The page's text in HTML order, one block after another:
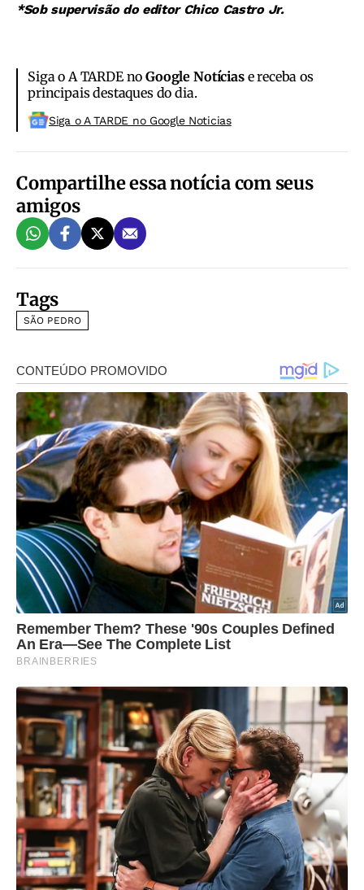
*Sob supervisão do editor Chico Castro Jr.
Siga o A TARDE noGoogle Notíciase receba os
principais destaques do dia.
Siga o A TARDE no Google Noticias
Compartilhe essa notícia com seus
amigos
Tags
SÃO PEDRO